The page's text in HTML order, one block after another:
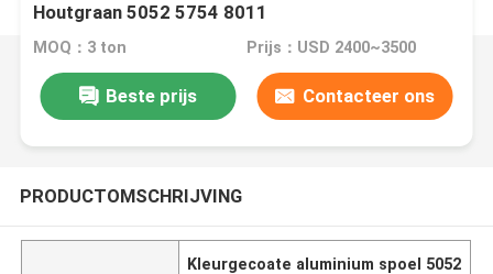
Houtgraan 5052 5754 8011
MOQ：3 ton Prijs：USD 2400~3500
Beste prijs Contacteer ons
PRODUCTOMSCHRIJVING
Kleurgecoate aluminium spoel 5052